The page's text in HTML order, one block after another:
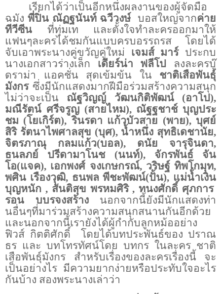
เรียกได้ว่าเป็นอีกหนึ่งผลงานของผู้จัดมือ
ฉมัง พี่ปิ่น ณัฏฐนันท์ ฉวีวงษ์ บอสใหญ่จากค่าย
ทีวีซีน ที่ทุ่มเท และตั้งใจทำละครออกมาให้
แฟนๆละครได้ชมกันแบบครบอรรถรส โดยได้
จับเอาพระนางคู่ขวัญคู่ใหม่ เจมส์ มาร์ประกบ
นางเอกสาวร่างเล็ก เดียร์น่า ฟลีโป
ลงละครบู๊
ดราม่า แอคชั่น สุดเข้มข้น ใน ชาติเสือพันธุ์
มังกรซึ่งมีนักแสดงมากฝีมือร่วมสร้างความสนุก
ไม่ว่าจะเป็น ณัฐวิญญ์ วัฒนกิติพัฒน์ (อาโป),
มณีรัตน์ ศรีจรูญ (สายไหม), ณัฐฐชาช์ บุญประ
ชม (โยเกิร์ต),รินรดา แก้วบัวสาย (พาย),บุศย์
สิริ รัตนาไพศาลสุข (บุศ), น้ำหนึ่ง สุทธิเดชานัย,
จิตรภาณุ กลมแก้ว(บอล), ดนัย จารุจินดา,
ธนลภย์ ปรีดามาโนช (นนท์), จักรพันธ์ จัน
โอ(แจค), เอกพงศ์ จงเกษกรณ์, วริษฐ์ ทิพโกมุท,
พศิน เรืองวุฒิ, ธนพล พีชะพัฒน์(ปั้น), แม่น้ำเงิน
บุญหนัก , สันติสุข พรหมศิริ , ทนงศักดิ์ ศุภการ
รอน บบรจงสร้าง นอกจากนี้ยังมีนักแสดงท่า
นอื่นๆที่มาร่วมสร้างความสนุกสนานกันอีกด้วย
และนอกจากนี้เรายังได้ผู้กำกับลูกหม้ออย่าง
ฟิวส์ กิตติศักดิ์
โดยได้บทประพันธ์ของ ปราณ
ธร และ บทโทรทัศน์โดย บทกร ในละคร ชาติ
เสือพันธุ์มังกร สำหรับเรื่องของละครเรื่องนี้ จะ
เป็นอย่างไร มีความยากง่ายหรือประทับใจอะไร
กันบ้าง สองพระนางเล่าว่า